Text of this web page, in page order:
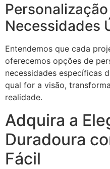
Necessidades
Entendemos que cada
oferecemos opções de
necessidades específicas
qual for a visão,
realidade.
Adquira a
Duradoura
Fácil